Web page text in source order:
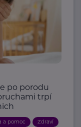
po porodu
trpí
a pomoc Zdraví